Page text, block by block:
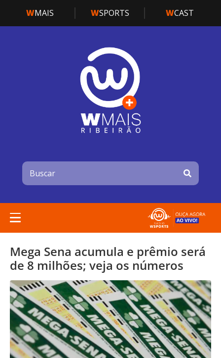
WMAIS WSPORTS WCAST
Mega Sena acumula e prêmio será
de 8 milhões; veja os números